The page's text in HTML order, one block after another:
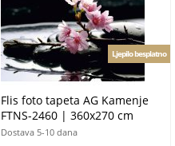
Flis foto tapeta AG Kamenje
FTNS-2460 | 360x270 cm
Ljepilo besplatno
Dostava 5-10 dana